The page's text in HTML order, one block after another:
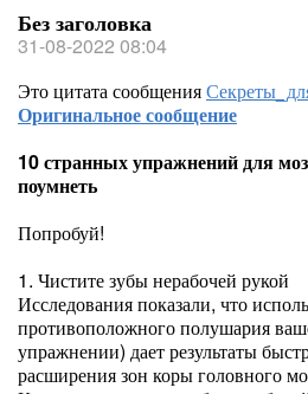
Без заголовка
31-08-2022 08:04
Это цитата сообщения
Оригинальное сообщение
10 странных упражнений для
поумнеть
Попробуй!
1. Чистите зубы нерабочей рукой
Исследования показали, что
противоположного полушария
упражнении) дает результаты
расширения зон коры головного